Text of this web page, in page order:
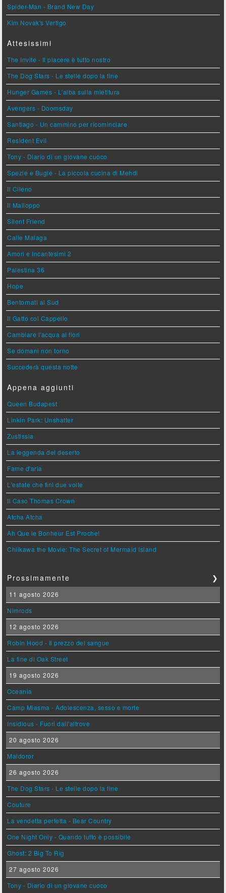
Spider-Man - Brand New Day
Kim Novak's Vertigo
Attesissimi
The Invite - Il piacere è tutto nostro
The Dog Stars - Le stelle dopo la fine
Hunger Games - L'alba sulla mietitura
Avengers - Doomsday
Santiago - Un cammino per ricominciare
Resident Evil
Tony - Diario di un giovane cuoco
Spezie e Bugie - La piccola cucina di Mehdi
Il Cileno
Il Malloppo
Silent Friend
Calle Malaga
Amori e Incantesimi 2
Palestina 36
Hope
Bentornati al Sud
Il Gatto col Cappello
Cambiare l'acqua ai fiori
Se domani non torno
Succederà questa notte
Appena aggiunti
Queen Budapest
Linkin Park: Unshatter
Zustissia
La leggenda del deserto
Fame d'aria
L'estate che finì due volte
Il Caso Thomas Crown
Atcha Atcha
Ah Que le Bonheur Est Proche!
Chiikawa the Movie: The Secret of Mermaid Island
Prossimamente ❯
11 agosto 2026
Nimrods
12 agosto 2026
Robin Hood - Il prezzo del sangue
La fine di Oak Street
19 agosto 2026
Oceania
Camp Miasma - Adolescenza, sesso e morte
Insidious - Fuori dall'altrove
20 agosto 2026
Maldoror
26 agosto 2026
The Dog Stars - Le stelle dopo la fine
Couture
La vendetta perfetta - Bear Country
One Night Only - Quando tutto è possibile
Ghost: 2 Big To Rig
27 agosto 2026
Tony - Diario di un giovane cuoco